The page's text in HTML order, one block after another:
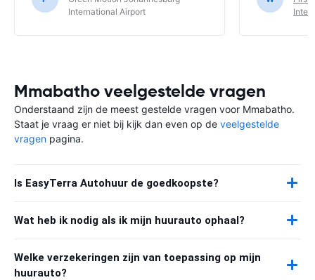
International Airport
Mmabatho veelgestelde vragen
Onderstaand zijn de meest gestelde vragen voor Mmabatho.
Staat je vraag er niet bij kijk dan even op de veelgestelde
vragen pagina.
Is EasyTerra Autohuur de goedkoopste?
Wat heb ik nodig als ik mijn huurauto ophaal?
Welke verzekeringen zijn van toepassing op mijn
huurauto?